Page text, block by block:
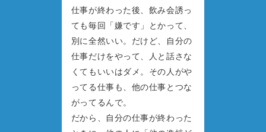
仕事が終わった後、飲み会誘っ
ても毎回「嫌です」とかって、
別に全然いい。だけど、自分の
仕事だけをやって、人と話さな
くてもいいはダメ。その人がや
ってる仕事も、他の仕事とつな
がってるんで。
だから、自分の仕事が終わった